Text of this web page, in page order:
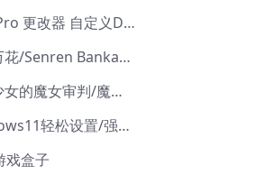
DNS Pro 更改器 自定义DNS修改
千恋万花/Senren Banka/安卓版
魔法少女的魔女审判/魔法少女ノ魔女裁判
Windows11轻松设置/强力禁止WD等/兼容Win10
戏盒子